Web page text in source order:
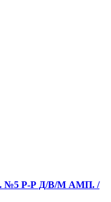
Р-Р Д/В/М АМП. /